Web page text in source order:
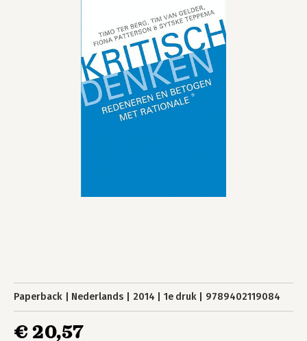
Paperback Nederlands 2014 1e druk 9789402119084
€ 20,57